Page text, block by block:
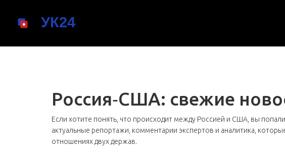
Россия‑США: свежие
Если хотите понять, что происходит между Россией и США, вы
актуальные репортажи, комментарии экспертов и аналитика,
отношениях двух держав.